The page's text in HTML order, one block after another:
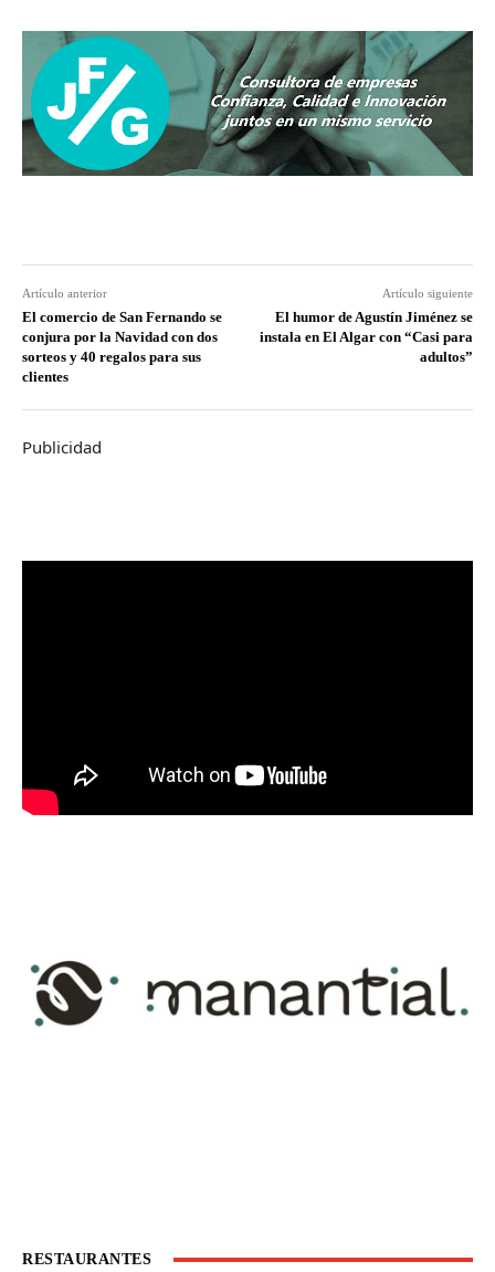
Artículo anterior
El comercio de San Fernando se
conjura por la Navidad con dos
sorteos y 40 regalos para sus
clientes
Artículo siguiente
El humor de Agustín Jiménez se
instala en El Algar con “Casi para
adultos”
Publicidad
RESTAURANTES